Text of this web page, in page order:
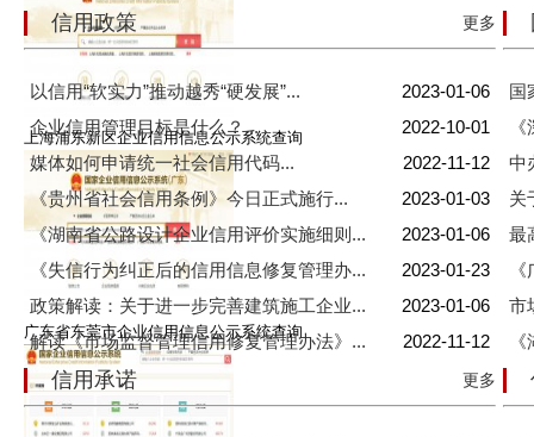
上海浦东新区企业信用信息公示系统查询
广东省东莞市企业信用信息公示系统查询
信用政策 更多
以信用“软实力”推动越秀“硬发展”...
2023-01-06
企业信用管理目标是什么？...
2022-10-01
媒体如何申请统一社会信用代码...
2022-11-12
《贵州省社会信用条例》今日正式施行...
2023-01-03
《湖南省公路设计企业信用评价实施细则...
2023-01-06
《失信行为纠正后的信用信息修复管理办...
2023-01-23
政策解读：关于进一步完善建筑施工企业...
2023-01-06
解读《市场监督管理信用修复管理办法》...
2022-11-12
国
中
关
最
市
信用承诺 更多